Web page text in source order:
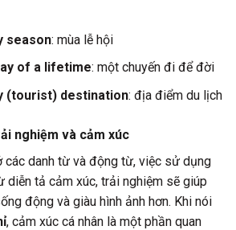
season: mùa lễ hội
of a lifetime: một chuyến đi để đời
(tourist) destination: địa điểm du lịch
nghiệm và cảm xúc
các danh từ và động từ, việc sử dụng
diễn tả cảm xúc, trải nghiệm sẽ giúp
động và giàu hình ảnh hơn. Khi nói
, cảm xúc cá nhân là một phần quan